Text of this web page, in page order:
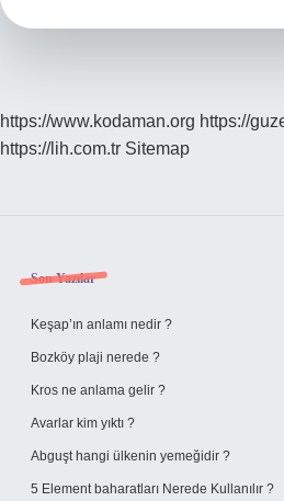
https://www.kodaman.org https://
https://lih.com.tr Sitemap
Sidebar
Son Yazılar
Keşap’ın anlamı nedir ?
Bozköy plaji nerede ?
Kros ne anlama gelir ?
Avarlar kim yıktı ?
Abguşt hangi ülkenin yemeğidir ?
5 Element baharatları Nerede Kullanılır ?